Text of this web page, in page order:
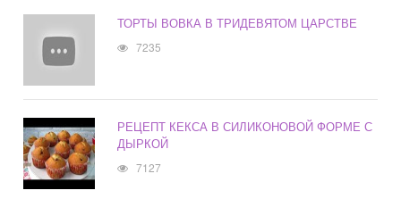
ТОРТЫ ВОВКА В ТРИДЕВЯТОМ ЦАРСТВЕ
7235
РЕЦЕПТ КЕКСА В СИЛИКОНОВОЙ ФОРМЕ С
ДЫРКОЙ
7127